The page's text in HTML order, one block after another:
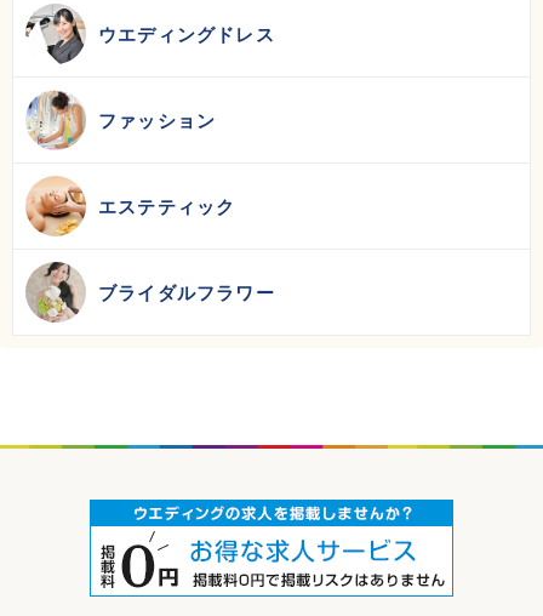
ウエディングドレス
ファッション
エステティック
ブライダルフラワー